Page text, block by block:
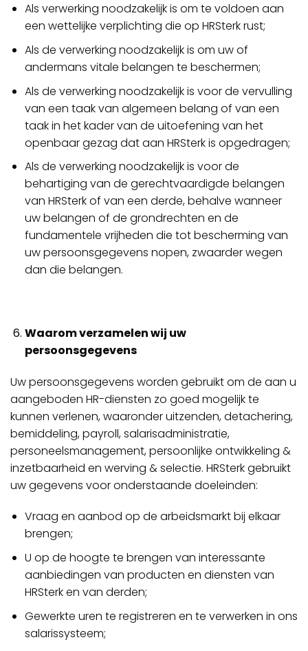
Als verwerking noodzakelijk is om te voldoen aan
een wettelijke verplichting die op HRSterk rust;
Als de verwerking noodzakelijk is om uw of
andermans vitale belangen te beschermen;
Als de verwerking noodzakelijk is voor de vervulling
van een taak van algemeen belang of van een
taak in het kader van de uitoefening van het
openbaar gezag dat aan HRSterk is opgedragen;
Als de verwerking noodzakelijk is voor de
behartiging van de gerechtvaardigde belangen
van HRSterk of van een derde, behalve wanneer
uw belangen of de grondrechten en de
fundamentele vrijheden die tot bescherming van
uw persoonsgegevens nopen, zwaarder wegen
dan die belangen.
Waarom verzamelen wij uw
persoonsgegevens
Uw persoonsgegevens worden gebruikt om de aan u
aangeboden HR-diensten zo goed mogelijk te
kunnen verlenen, waaronder uitzenden, detachering,
bemiddeling, payroll, salarisadministratie,
personeelsmanagement, persoonlijke ontwikkeling &
inzetbaarheid en werving & selectie. HRSterk gebruikt
uw gegevens voor onderstaande doeleinden:
Vraag en aanbod op de arbeidsmarkt bij elkaar
brengen;
U op de hoogte te brengen van interessante
aanbiedingen van producten en diensten van
HRSterk en van derden;
Gewerkte uren te registreren en te verwerken in ons
salarissysteem;